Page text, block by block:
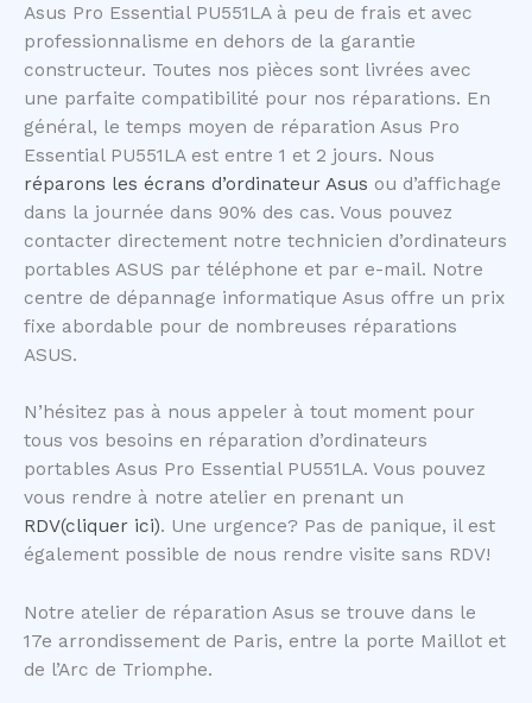
Asus Pro Essential PU551LA à peu de frais et avec
professionnalisme en dehors de la garantie
constructeur. Toutes nos pièces sont livrées avec
une parfaite compatibilité pour nos réparations. En
général, le temps moyen de réparation Asus Pro
Essential PU551LA est entre 1 et 2 jours. Nous
réparons les écrans d’ordinateur Asus ou d’affichage
dans la journée dans 90% des cas. Vous pouvez
contacter directement notre technicien d’ordinateurs
portables ASUS par téléphone et par e-mail. Notre
centre de dépannage informatique Asus offre un prix
fixe abordable pour de nombreuses réparations
ASUS.
N’hésitez pas à nous appeler à tout moment pour
tous vos besoins en réparation d’ordinateurs
portables Asus Pro Essential PU551LA. Vous pouvez
vous rendre à notre atelier en prenant un
RDV(cliquer ici). Une urgence? Pas de panique, il est
également possible de nous rendre visite sans RDV!
Notre atelier de réparation Asus se trouve dans le
17e arrondissement de Paris, entre la porte Maillot et
de l’Arc de Triomphe.